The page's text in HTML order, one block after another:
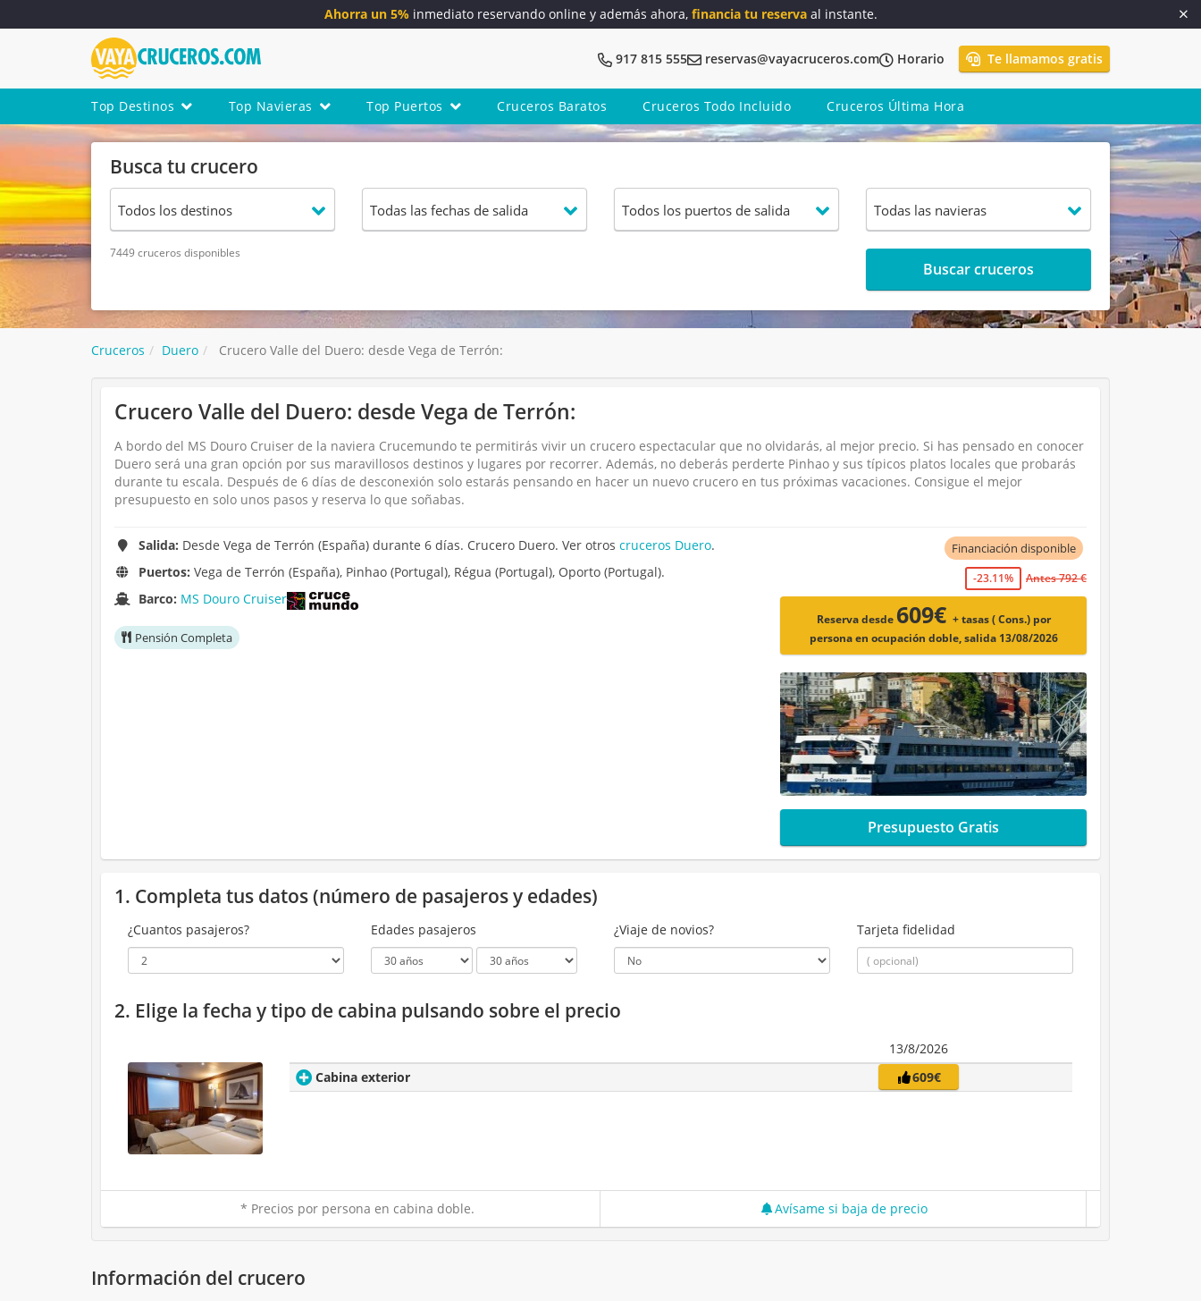
Ahorra un 5%inmediato reservando online y además ahora, financia tu reservaal instante.
917 815 555 reservas@vayacruceros.com Horario Te llamamos gratis
Top Destinos Top Navieras Top Puertos Cruceros Baratos Cruceros Todo Incluido Cruceros Última Hora
Busca tu crucero
7449 cruceros disponibles
Buscar cruceros
Cruceros Duero Crucero Valle del Duero: desde Vega de Terrón:
Crucero Valle del Duero: desde Vega de Terrón:
A bordo del MS Douro Cruiser de la naviera Crucemundo te permitirás vivir un crucero espectacular que no olvidarás, al mejor precio. Si has pensado en conocer
Duero será una gran opción por sus maravillosos destinos y lugares por recorrer. Además, no deberás perderte Pinhao y sus típicos platos locales que probarás
durante tu escala. Después de 6 días de desconexión solo estarás pensando en hacer un nuevo crucero en tus próximas vacaciones. Consigue el mejor
presupuesto en solo unos pasos y reserva lo que soñabas.
Salida: Desde Vega de Terrón (España) durante 6 días. Crucero Duero. Ver otroscruceros Duero.
Puertos: Vega de Terrón (España), Pinhao (Portugal), Régua (Portugal), Oporto (Portugal).
Barco: MS Douro Cruiser
Pensión Completa
Financiación disponible
-23.11% Antes 792 €
Reserva desde 609€ + tasas ( Cons.) por
persona en ocupación doble, salida 13/08/2026
Presupuesto Gratis
1. Completa tus datos (número de pasajeros y edades)
¿Cuantos pasajeros? Edades pasajeros ¿Viaje de novios? Tarjeta fidelidad
2. Elige la fecha y tipo de cabina pulsando sobre el precio
13/8/2026
Cabina exterior
609€
* Precios por persona en cabina doble. Avísame si baja de precio
Información del crucero